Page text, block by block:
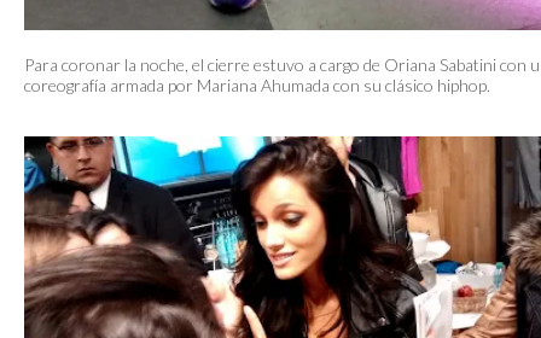
Para coronar la noche, el cierre estuvo a cargo de Oriana Sabatini con
coreografía armada por Mariana Ahumada con su clásico hiphop.